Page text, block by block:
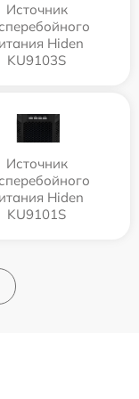
Источник
Hiden
KU9103S
Источник
Hiden
KU9101S